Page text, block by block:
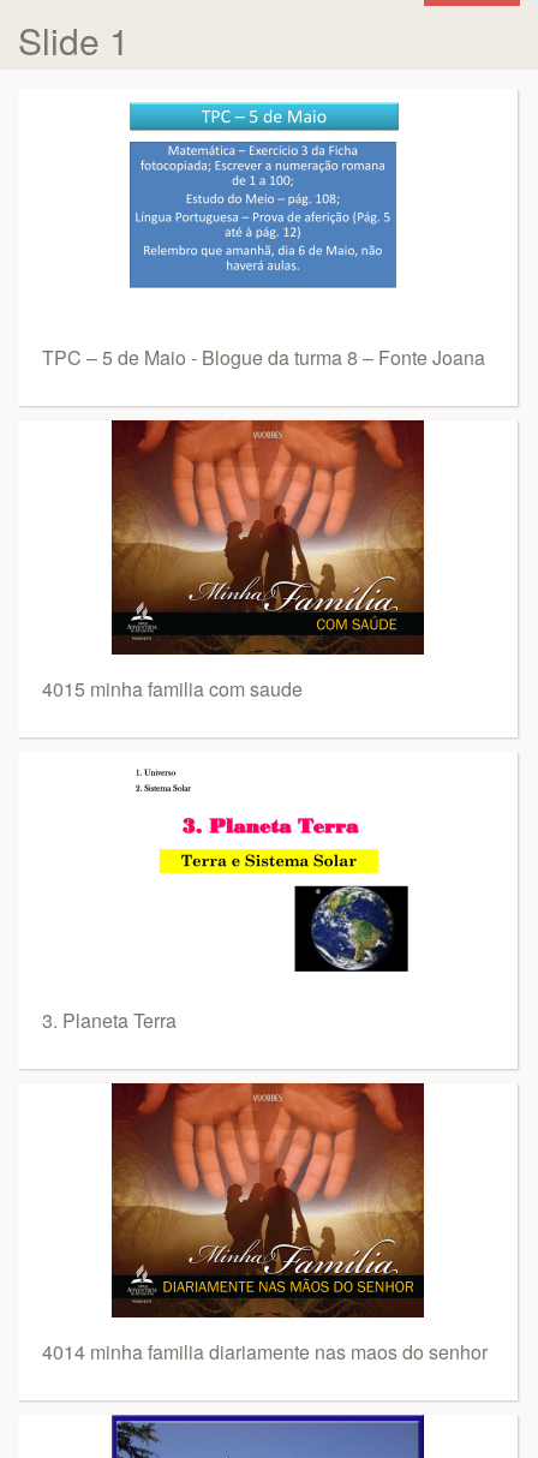
Slide 1
TPC – 5 de Maio - Blogue da turma 8 – Fonte Joana
4015 minha familia com saude
3. Planeta Terra
4014 minha familia diariamente nas maos do senhor